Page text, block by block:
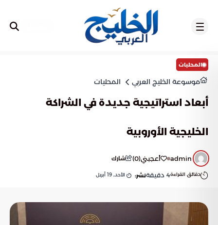
المحليات
موسوعة الخليج العربي المحليات
أبعاد استراتيجية جديدة في الشراكة
الخليجية الأوروبية
admin أعجبني(
0
) شارك
دقائق القراءة4 دقيقةنشر: الأحد, 19 أبريل